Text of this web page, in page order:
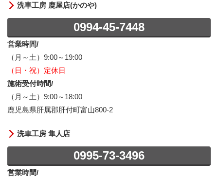
洗車工房 鹿屋店(かのや)
0994-45-7448
営業時間/
（月～土）9:00～19:00
（日・祝）定休日
施術受付時間/
（月～土）9:00～18:00
鹿児島県肝属郡肝付町富山800-2
洗車工房 隼人店
0995-73-3496
営業時間/